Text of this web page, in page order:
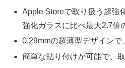
Apple Storeで取り扱う超強
強化ガラスに比べ最大2.7倍
0.29mmの超薄型デザイン
簡単な貼り付けが可能で、